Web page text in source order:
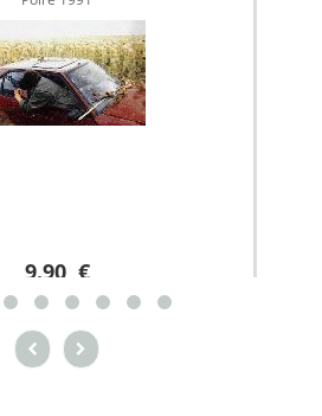
9.90 €